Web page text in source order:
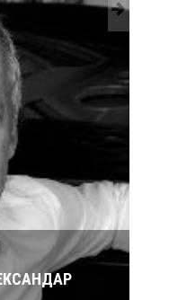
РОЂЕН ЈЕ ПЕВАЧ